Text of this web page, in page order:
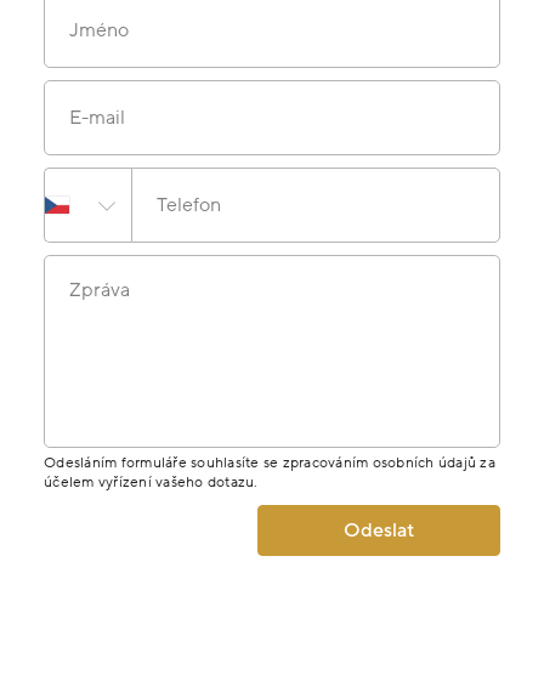
Jméno
E-mail
Telefon
Zpráva
Odesláním formuláře souhlasíte se zpracováním osobních údajů za
účelem vyřízení vašeho dotazu.
Odeslat